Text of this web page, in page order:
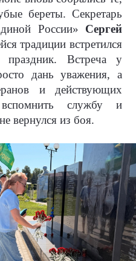
береты. Секретарь
России» Сергей
традиции встретился
Встреча у
дань уважения, а
и действующих
вспомнить службу и
вернулся из боя.